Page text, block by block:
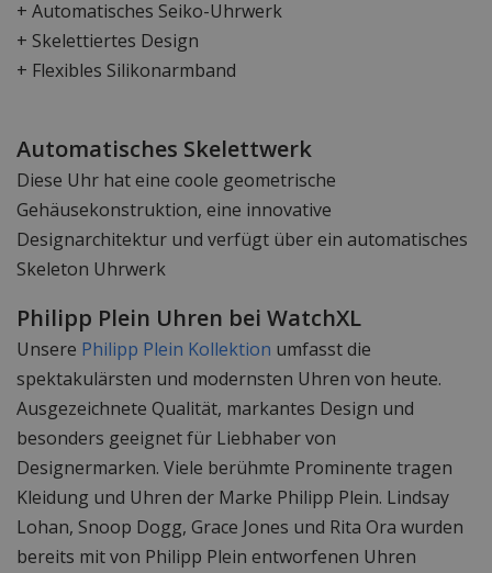
+ Automatisches Seiko-Uhrwerk
+ Skelettiertes Design
+ Flexibles Silikonarmband
Automatisches Skelettwerk
Diese Uhr hat eine coole geometrische
Gehäusekonstruktion, eine innovative
Designarchitektur und verfügt über ein automatisches
Skeleton Uhrwerk
Philipp Plein Uhren bei WatchXL
Unsere Philipp Plein Kollektion umfasst die
spektakulärsten und modernsten Uhren von heute.
Ausgezeichnete Qualität, markantes Design und
besonders geeignet für Liebhaber von
Designermarken. Viele berühmte Prominente tragen
Kleidung und Uhren der Marke Philipp Plein. Lindsay
Lohan, Snoop Dogg, Grace Jones und Rita Ora wurden
bereits mit von Philipp Plein entworfenen Uhren